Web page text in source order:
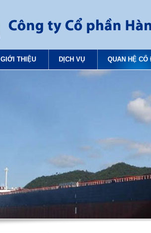
GIỚI THIỆU DỊCH VỤ QUAN HỆ CỔ